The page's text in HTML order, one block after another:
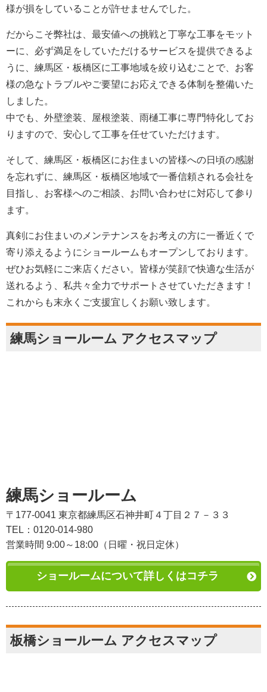
様が損をしていることが許せませんでした。
だからこそ弊社は、最安値への挑戦と丁寧な工事をモット
ーに、必ず満足をしていただけるサービスを提供できるよ
うに、練馬区・板橋区に工事地域を絞り込むことで、お客
様の急なトラブルやご要望にお応えできる体制を整備いた
しました。
中でも、外壁塗装、屋根塗装、雨樋工事に専門特化してお
りますので、安心して工事を任せていただけます。
そして、練馬区・板橋区にお住まいの皆様への日頃の感謝
を忘れずに、練馬区・板橋区地域で一番信頼される会社を
目指し、お客様へのご相談、お問い合わせに対応して参り
ます。
真剣にお住まいのメンテナンスをお考えの方に一番近くで
寄り添えるようにショールームもオープンしております。
ぜひお気軽にご来店ください。皆様が笑顔で快適な生活が
送れるよう、私共々全力でサポートさせていただきます！
これからも末永くご支援宜しくお願い致します。
練馬ショールーム アクセスマップ
練馬ショールーム
〒177-0041 東京都練馬区石神井町４丁目２７－３３
TEL：0120-014-980
営業時間 9:00～18:00（日曜・祝日定休）
ショールームについて詳しくはコチラ
板橋ショールーム アクセスマップ